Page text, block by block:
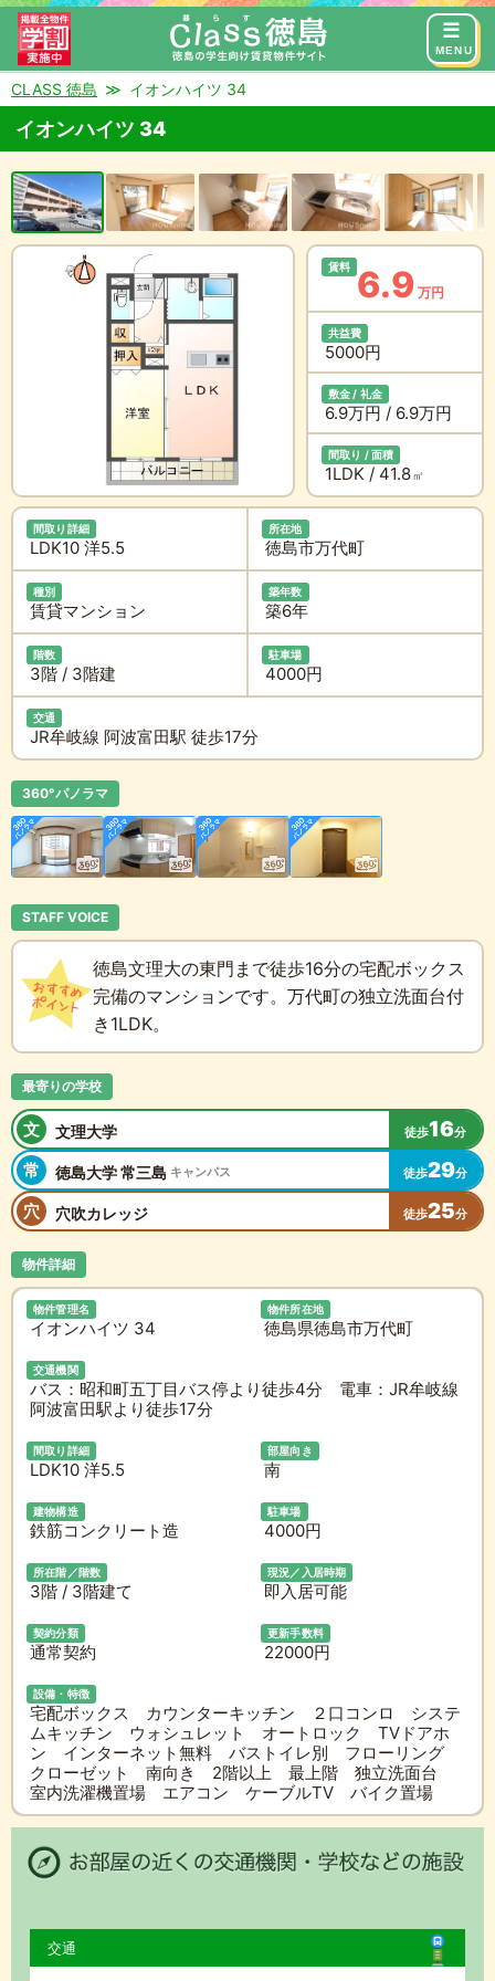
MENU
来店予約 お問い合わせ
CLASS 徳島 イオンハイツ 34
イオンハイツ 34
賃料 6.9 万円
共益費
5000円
敷金 / 礼金
6.9万円 / 6.9万円
間取り / 面積
1LDK / 41.8㎡
間取り詳細
LDK10 洋5.5
所在地
徳島市万代町
種別
賃貸マンション
築年数
築6年
階数
3階 / 3階建
駐車場
4000円
交通
JR牟岐線 阿波富田駅 徒歩17分
360°パノラマ
STAFF VOICE
徳島文理大の東門まで徒歩16分の宅配ボックス
完備のマンションです。万代町の独立洗面台付
き1LDK。
最寄りの学校
文 文理大学 徒歩16分
常 徳島大学 常三島 キャンパス 徒歩29分
穴 穴吹カレッジ 徒歩25分
物件詳細
物件管理名
イオンハイツ 34
物件所在地
徳島県徳島市万代町
交通機関
バス：昭和町五丁目バス停より徒歩4分 電車：JR牟岐線
阿波富田駅より徒歩17分
間取り詳細
LDK10 洋5.5
部屋向き
南
建物構造
鉄筋コンクリート造
駐車場
4000円
所在階／階数
3階 / 3階建て
現況／入居時期
即入居可能
契約分類
通常契約
更新手数料
22000円
設備・特徴
宅配ボックス カウンターキッチン ２口コンロ システ
ムキッチン ウォシュレット オートロック TVドアホ
ン インターネット無料 バストイレ別 フローリング
クローゼット 南向き 2階以上 最上階 独立洗面台
室内洗濯機置場 エアコン ケーブルTV バイク置場
交通